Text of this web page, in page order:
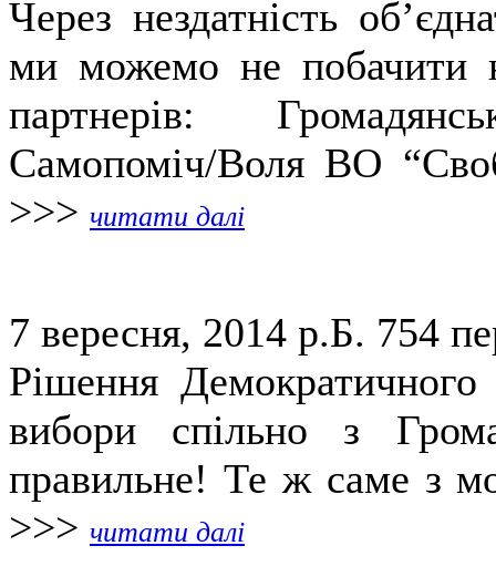
Через нездатність
ми можемо не побачити
партнерів:
Самопоміч/Воля ВО
>>> читати далі
7 вересня, 2014 р.Б. 754
Рішення
вибори спільно з
правильне! Те ж саме з
>>> читати далі